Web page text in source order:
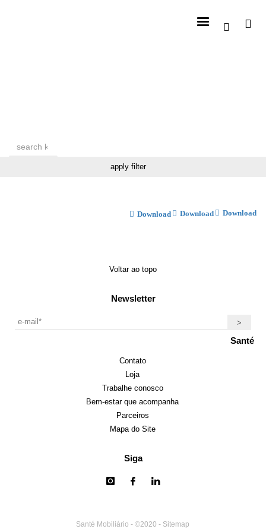
apply filter
Download
Download
Download
Voltar ao topo
Newsletter
Santé
Contato
Loja
Trabalhe conosco
Bem-estar que acompanha
Parceiros
Mapa do Site
Siga
Santé Mobiliário - ©2020 - Sitemap